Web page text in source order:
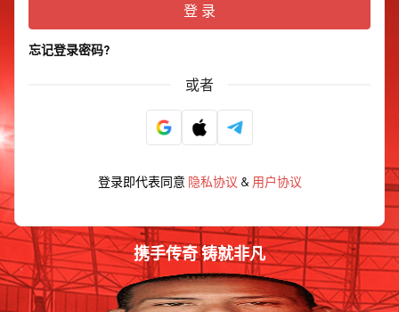
登 录
忘记登录密码?
或者
登录即代表同意 隐私协议 & 用户协议
携手传奇 铸就非凡